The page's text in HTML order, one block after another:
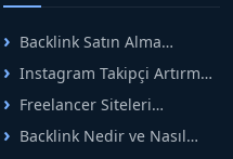
Backlink Satın Alma
Rehberi: Güvenli SEO İçin
Doğru Adımlar
Instagram Takipçi Artırma
Yöntemleri: Organik Büyüme
Rehberi
Freelancer Siteleri
Arasında Doğru Seçim Nasıl
Yapılır
Backlink Nedir ve Nasıl